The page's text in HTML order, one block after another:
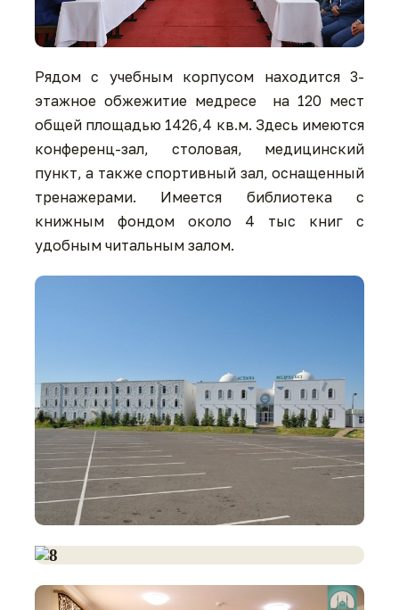
Рядом с учебным корпусом находится 3-
этажное обжежитие медресе на 120 мест
общей площадью 1426,4 кв.м. Здесь имеются
конференц-зал, столовая, медицинский
пункт, а также спортивный зал, оснащенный
тренажерами. Имеется библиотека с
книжным фондом около 4 тыс книг с
удобным читальным залом.